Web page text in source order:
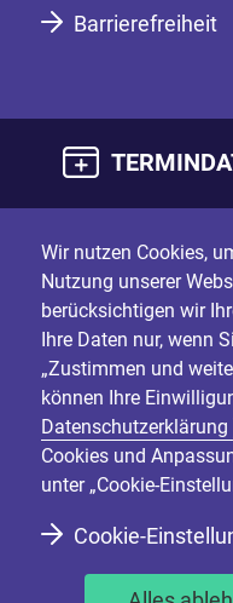
Barrierefreiheit
Wir nutzen Cookies,
Nutzung unserer
berücksichtigen wir
Ihre Daten nur, wenn
„Zustimmen und
können Ihre
Datenschutzerklärung
Cookies und
unter „Cookie-
Cookie-